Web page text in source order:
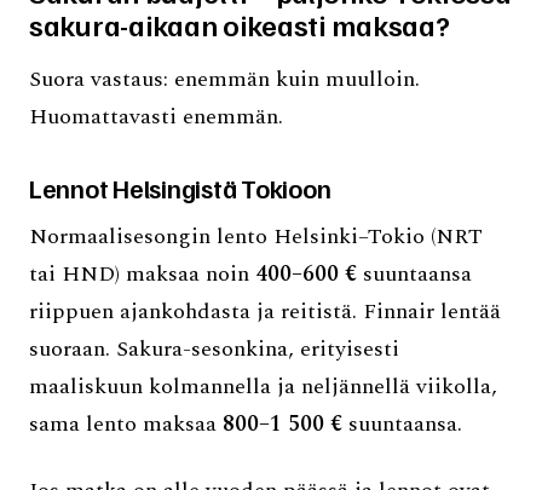
sakura-aikaan oikeasti maksaa?
Suora vastaus: enemmän kuin muulloin.
Huomattavasti enemmän.
Lennot Helsingistä Tokioon
Normaalisesongin lento Helsinki–Tokio (NRT
tai HND) maksaa noin 400–600 € suuntaansa
riippuen ajankohdasta ja reitistä. Finnair lentää
suoraan. Sakura-sesonkina, erityisesti
maaliskuun kolmannella ja neljännellä viikolla,
sama lento maksaa 800–1 500 € suuntaansa.